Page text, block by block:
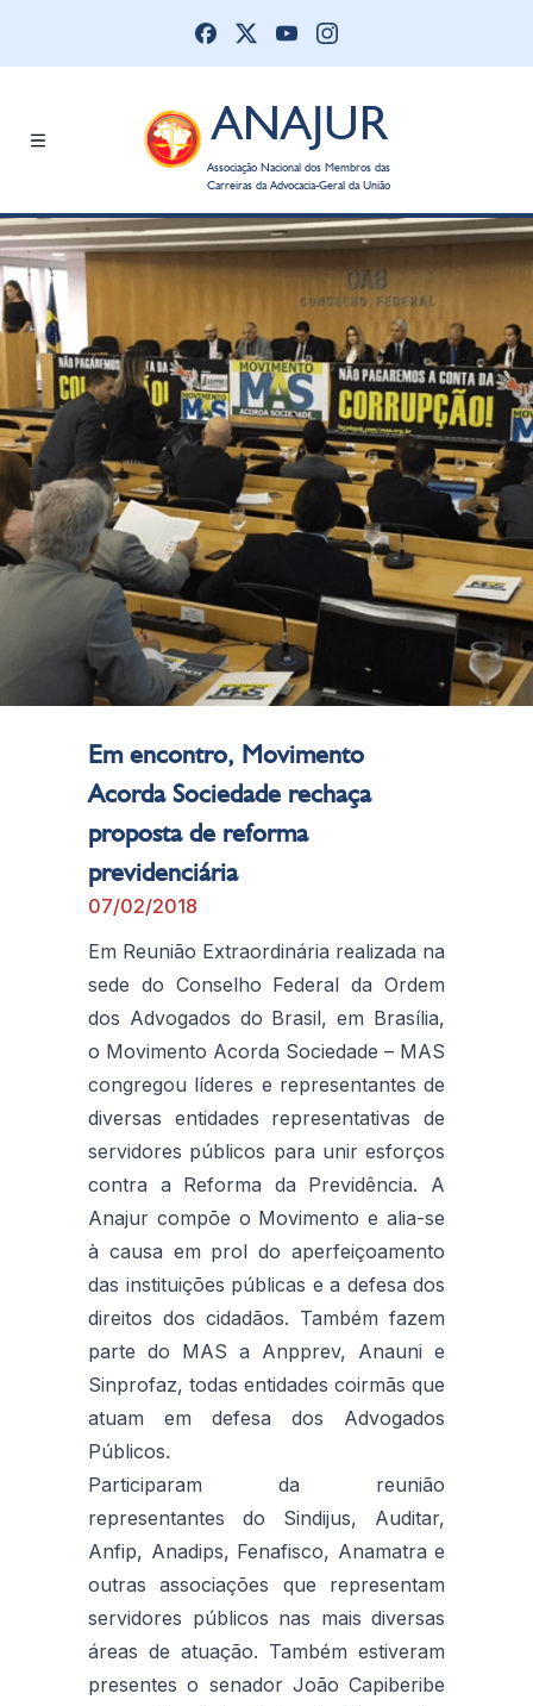
ANAJUR
Associação Nacional dos Membros das
Carreiras da Advocacia-Geral da União
Em encontro, Movimento
Acorda Sociedade rechaça
proposta de reforma
previdenciária
07/02/2018
Em Reunião Extraordinária realizada na
sede do Conselho Federal da Ordem
dos Advogados do Brasil, em Brasília,
o Movimento Acorda Sociedade – MAS
congregou líderes e representantes de
diversas entidades representativas de
servidores públicos para unir esforços
contra a Reforma da Previdência. A
Anajur compõe o Movimento e alia-se
à causa em prol do aperfeiçoamento
das instituições públicas e a defesa dos
direitos dos cidadãos. Também fazem
parte do MAS a Anpprev, Anauni e
Sinprofaz, todas entidades coirmãs que
atuam em defesa dos Advogados
Públicos.
Participaram da reunião
representantes do Sindijus, Auditar,
Anfip, Anadips, Fenafisco, Anamatra e
outras associações que representam
servidores públicos nas mais diversas
áreas de atuação. Também estiveram
presentes o senador João Capiberibe